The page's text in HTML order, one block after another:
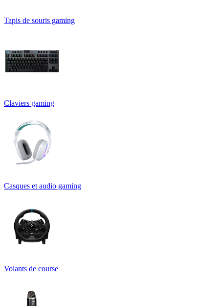
Tapis de souris gaming
Claviers gaming
Casques et audio gaming
Volants de course